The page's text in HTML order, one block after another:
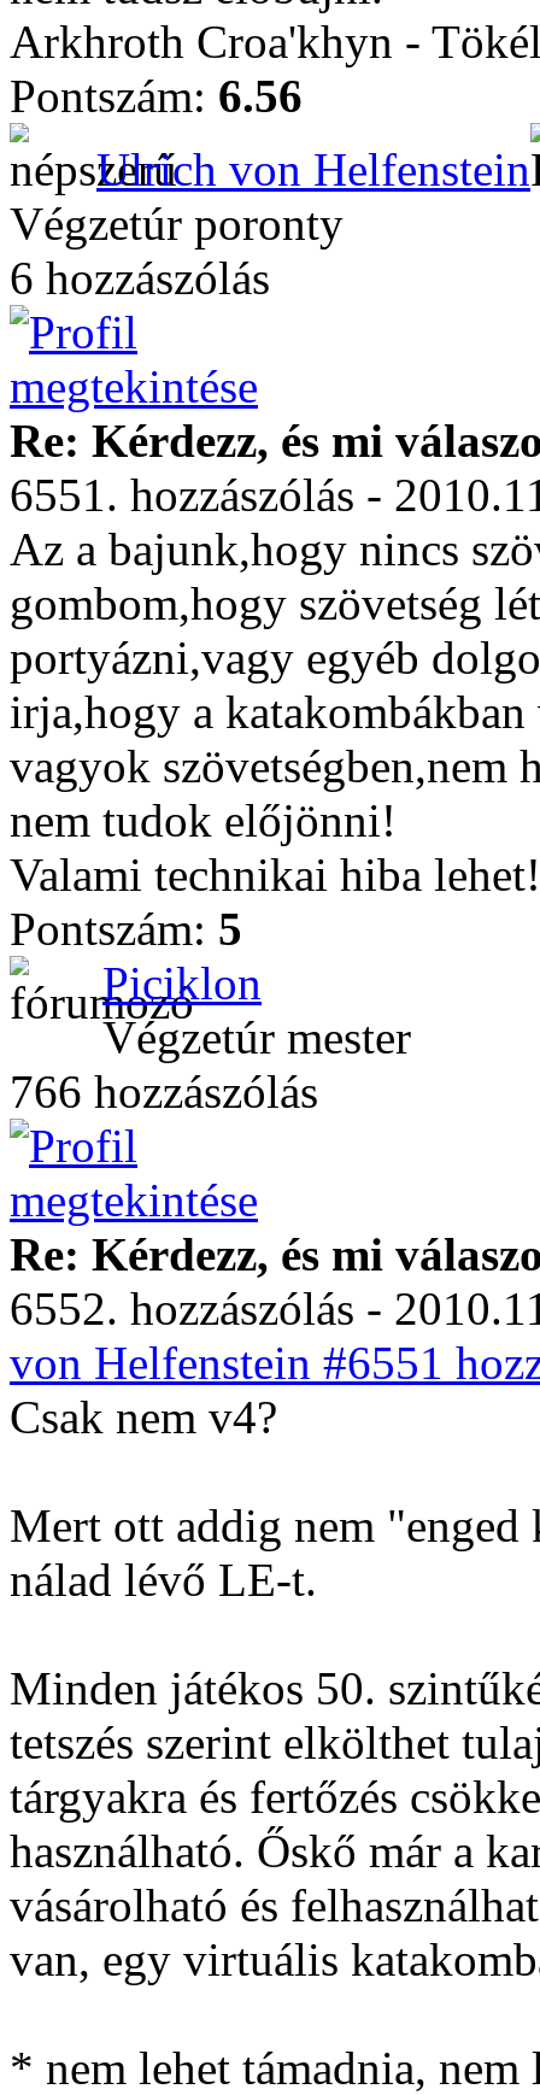
Arkhroth Croa'khyn -
Pontszám: 6.56
Ulrich von Helfenstein
Végzetúr poronty
6 hozzászólás
Re: Kérdezz, és mi
6551. hozzászólás -
Az a bajunk,hogy nincs
gombom,hogy szövetség
portyázni,vagy egyéb
irja,hogy a
vagyok szövetségben,nem
nem tudok előjönni!
Valami technikai hiba lehet!
Pontszám: 5
Piciklon
Végzetúr mester
766 hozzászólás
Re: Kérdezz, és mi
6552. hozzászólás -
von Helfenstein #6551
Csak nem v4?
Mert ott addig nem
nálad lévő LE-t.
Minden játékos 50.
tetszés szerint elkölthet
tárgyakra és fertőzés
használható. Őskő már a
vásárolható és
van, egy virtuális
* nem lehet támadnia, nem